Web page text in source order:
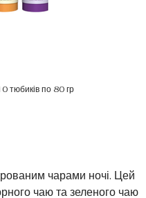
тюбиків по 80 гр
чарами ночі. Цей
чаю та зеленого чаю